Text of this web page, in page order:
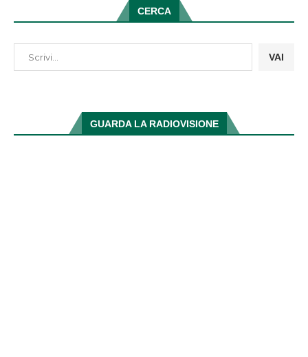
CERCA
VAI
GUARDA LA RADIOVISIONE